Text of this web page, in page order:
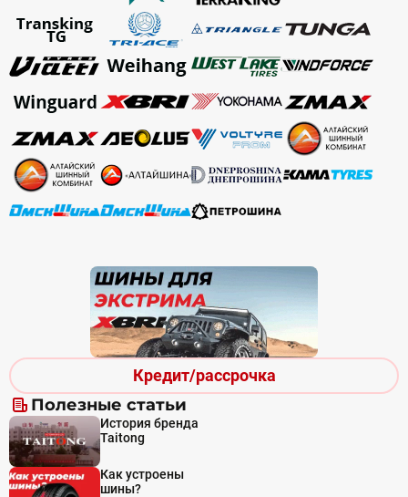
Кредит/рассрочка
Полезные статьи
История бренда
Taitong
Как устроены
шины?